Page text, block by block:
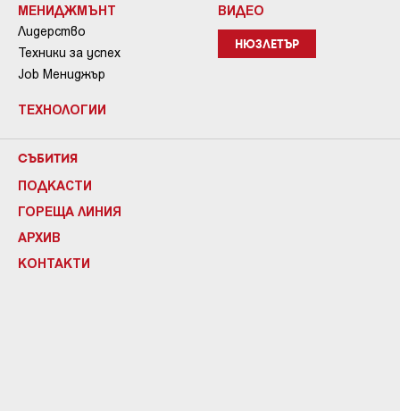
МЕНИДЖМЪНТ
Лидерство
Техники за успех
Job Мениджър
ТЕХНОЛОГИИ
ВИДЕО
НЮЗЛЕТЪР
СЪБИТИЯ
ПОДКАСТИ
ГОРЕЩА ЛИНИЯ
АРХИВ
КОНТАКТИ